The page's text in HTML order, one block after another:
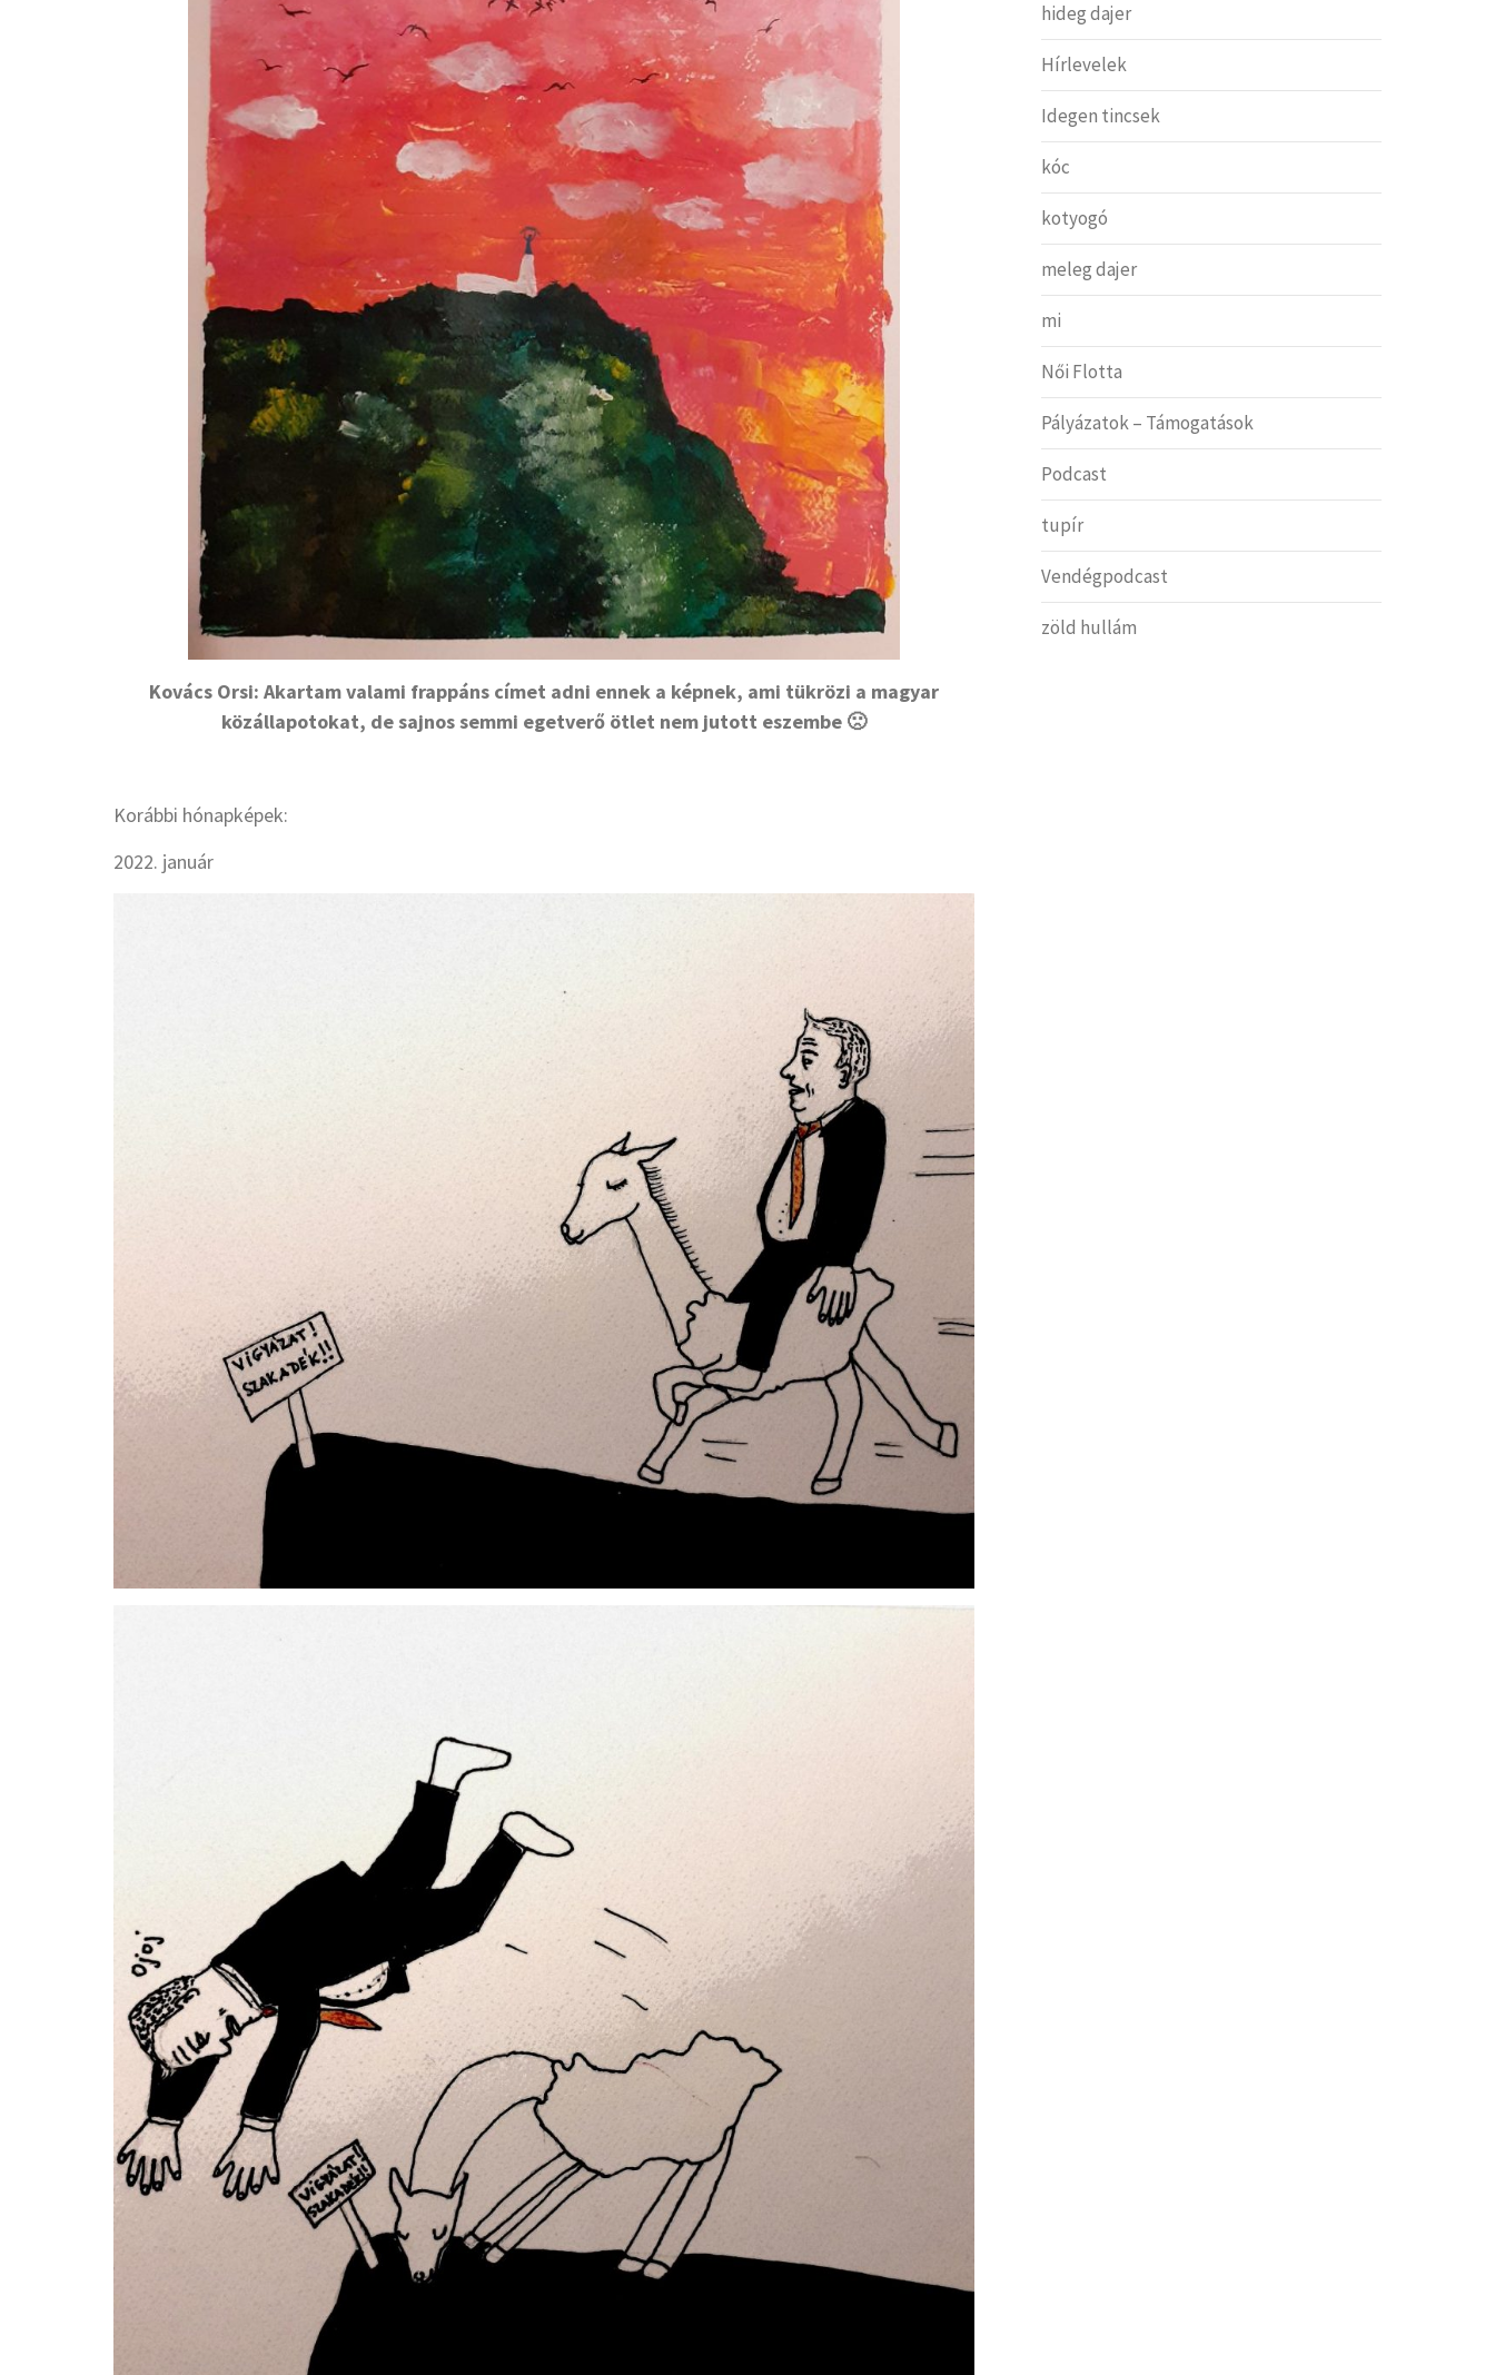
Kovács Orsi: Akartam valami frappáns címet adni ennek a képnek, ami tükrözi a magyar
közállapotokat, de sajnos semmi egetverő ötlet nem jutott eszembe 🙁
Korábbi hónapképek:
2022. január
hideg dajer
Hírlevelek
Idegen tincsek
kóc
kotyogó
meleg dajer
mi
Női Flotta
Pályázatok – Támogatások
Podcast
tupír
Vendégpodcast
zöld hullám